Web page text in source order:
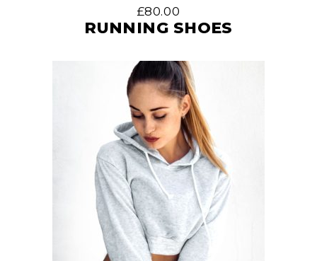
£80.00
RUNNING SHOES